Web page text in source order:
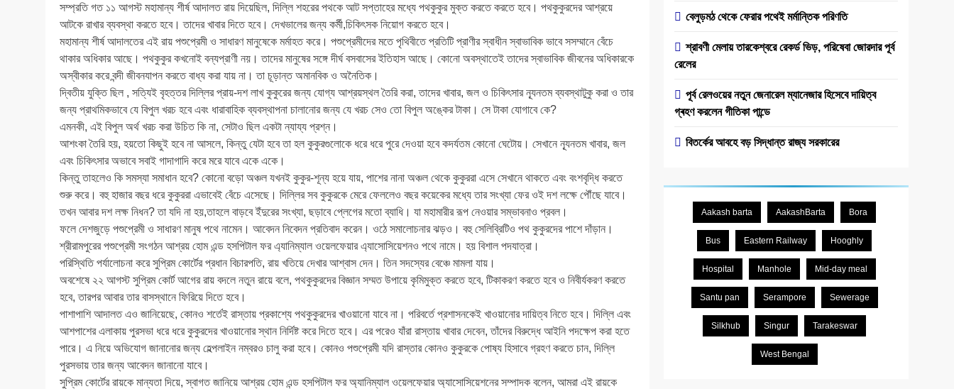
সম্প্রতি গত ১১ আগস্ট মহামান্য শীর্ষ আদালত রায় দিয়েছিল, দিল্লি শহরের পথকে আট সপ্তাহের মধ্যে পথকুকুর মুক্ত করতে করতে হবে। পথকুকুরদের আশ্রয়ে
আটকে রাখার ব্যবস্থা করতে হবে। তাদের খাবার দিতে হবে। দেখভালের জন্য কর্মী,চিকিৎসক নিয়োগ করতে হবে।
মহামান্য শীর্ষ আদালতের এই রায় পশুপ্রেমী ও সাধারণ মানুষেকে মর্মাহত করে। পশুপ্রেমীদের মতে পৃথিবীতে প্রতিটি প্রাণীর স্বাধীন স্বাভাবিক ভাবে সসম্মানে বেঁচে
থাকার অধিকার আছে। পথকুকুর কখনোই বন্যপ্রাণী নয়। তাদের মানুষের সঙ্গে দীর্ঘ বসবাসের ইতিহাস আছে। কোনো অবস্থাতেই তাদের স্বাভাবিক জীবনের অধিকারকে
অস্বীকার করে বন্দী জীবনযাপন করতে বাধ্য করা যায় না। তা চূড়ান্ত অমানবিক ও অনৈতিক।
দ্বিতীয় যুক্তি ছিল , সত্যিই বৃহত্তর দিল্লির প্রায়-দশ লাখ কুকুরের জন্য যোগ্য আশ্রয়স্থল তৈরি করা, তাদের খাবার, জল ও চিকিৎসার ন্যূনতম ব্যবস্থাটুকু করা ও তার
জন্য প্রাথমিকভাবে যে বিপুল খরচ হবে এবং ধারাবাহিক ব্যবস্থাপনা চালানোর জন্য যে খরচ সেও তো বিপুল অঙ্কের টাকা। সে টাকা যোগাবে কে?
এমনকী, এই বিপুল অর্থ খরচ করা উচিত কি না, সেটাও ছিল একটা ন্যায্য প্রশ্ন।
আশংকা তৈরি হয়, হয়তো কিছুই হবে না আসলে, কিন্তু যেটা হবে তা হল কুকুরগুলোকে ধরে ধরে পুরে দেওয়া হবে কদর্যতম কোনো ঘেটোয়। সেখানে ন্যূনতম খাবার, জল
এবং চিকিৎসার অভাবে সবাই গাদাগাদি করে মরে যাবে একে একে।
কিন্তু তাহলেও কি সমস্যা সমাধান হবে? কোনো বড়ো অঞ্চল যখনই কুকুর-শূন্য হয়ে যায়, পাশের নানা অঞ্চল থেকে কুকুররা এসে সেখানে থাকতে এবং বংশবৃদ্ধি করতে
শুরু করে। বহু হাজার বছর ধরে কুকুররা এভাবেই বেঁচে এসেছে। দিল্লির সব কুকুরকে মেরে ফেললেও বছর কয়েকের মধ্যে তার সংখ্যা ফের ওই দশ লক্ষে পৌঁছে যাবে।
তখন আবার দশ লক্ষ নিধন? তা যদি না হয়,তাহলে বাড়বে ইঁদুরের সংখ্যা, ছড়াবে প্লেগের মতো ব্যাধি। যা মহামারীর রূপ নেওয়ার সম্ভাবনাও প্রবল।
ফলে দেশজুড়ে পশুপ্রেমী ও সাধারণ মানুষ পথে নামেন। আবেদন নিবেদন প্রতিবাদ করেন। ওঠে সমালোচনার ঝড়ও। বহু সেলিব্রিটিও পথ কুকুরদের পাশে দাঁড়ান।
শ্রীরামপুরের পশুপ্রেমী সংগঠন আশ্রয় হোম এন্ড হসপিটাল ফর এ্যানিম্যাল ওয়েলফেয়ার এ্যাসোসিয়েশনও পথে নামে। হয় বিশাল পদযাত্রা।
পরিস্থিতি পর্যালোচনা করে সুপ্রিম কোর্টের প্রধান বিচারপতি, রায় খতিয়ে দেখার আশ্বাস দেন। তিন সদস্যের বেঞ্চে মামলা যায়।
অবশেষে ২২ আগস্ট সুপ্রিম কোর্ট আগের রায় বদলে নতুন রায়ে বলে, পথকুকুরদের বিজ্ঞান সম্মত উপায়ে কৃমিমুক্ত করতে হবে, টিকাকরণ করতে হবে ও নিবীর্যকরণ করতে
হবে, তারপর আবার তার বাসস্থানে ফিরিয়ে দিতে হবে।
পাশাপাশি আদালত এও জানিয়েছে, কোনও শর্তেই রাস্তায় প্রকাশ্যে পথকুকুরদের খাওয়ানো যাবে না। পরিবর্তে প্রশাসনকেই খাওয়ানোর দায়িত্ব নিতে হবে। দিল্লি এবং
আশপাশের এলাকায় পুরসভা ধরে ধরে কুকুরদের খাওয়ানোর স্থান নির্দিষ্ট করে দিতে হবে। এর পরেও যাঁরা রাস্তায় খাবার দেবেন, তাঁদের বিরুদ্ধে আইনি পদক্ষেপ করা হতে
পারে। এ নিয়ে অভিযোগ জানানোর জন্য হেল্পলাইন নম্বরও চালু করা হবে। কোনও পশুপ্রেমী যদি রাস্তার কোনও কুকুরকে পোষ্য হিসাবে গ্রহণ করতে চান, দিল্লি
পুরসভায় তার জন্য আবেদন জানানো যাবে।
সুপ্রিম কোর্টের রায়কে মান্যতা দিয়ে, স্বাগত জানিয়ে আশ্রয় হোম এন্ড হসপিটাল ফর অ্যানিম্যাল ওয়েলফেয়ার অ্যাসোসিয়েশনের সম্পাদক বলেন, আমরা এই রায়কে
বেলুড়মঠ থেকে ফেরার পথেই মর্মান্তিক পরিণতি
শ্রাবণী মেলায় তারকেশ্বরে রেকর্ড ভিড়, পরিষেবা জোরদার পূর্ব
রেলের
পূর্ব রেল‌ওয়ের নতুন জেনারেল ম্যানেজার হিসেবে দায়িত্ব
গ্ৰহণ করলেন গীতিকা পান্ডে
বিতর্কের আবহে বড় সিদ্ধান্ত রাজ্য সরকারের
Aakash barta AakashBarta Bora
Bus Eastern Railway Hooghly
Hospital Manhole Mid-day meal
Santu pan Serampore Sewerage
Silkhub Singur Tarakeswar
West Bengal